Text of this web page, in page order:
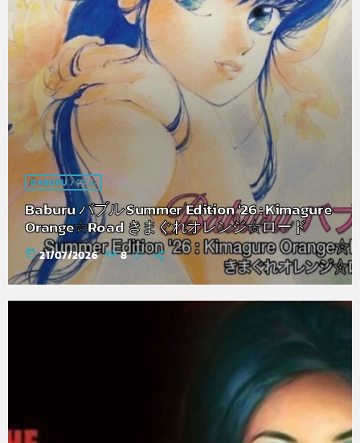
BABURU バブル
Baburu バブル Summer Edition '26 : Kimagure
Orange☆Road きまぐれオレンジ☆ロード
today 21/07/2026 8